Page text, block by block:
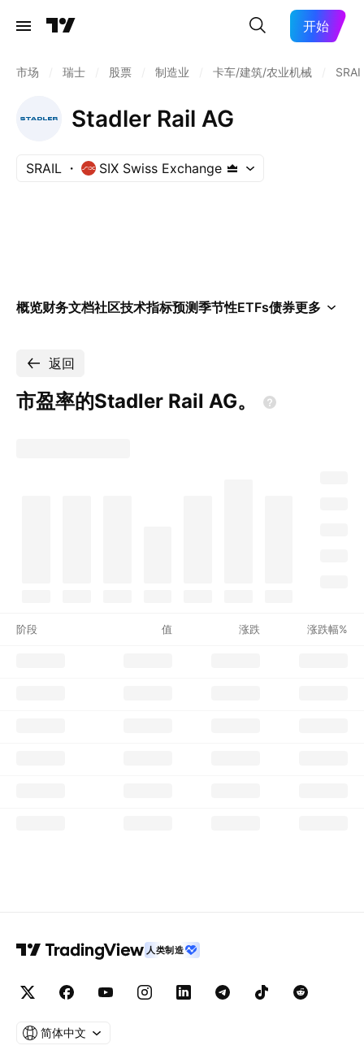
开始
市场 瑞士 股票 制造业 卡车/建筑/农业机械
Stadler Rail AG
SRAIL SIX Swiss Exchange
概览财务文档社区技术指标预测季节性ETFs债券更多
返回
市盈率的Stadler Rail AG。
阶段 值 涨跌 涨跌幅%
人类制造
简体中文